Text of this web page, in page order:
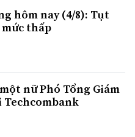
hôm nay (4/8): Tụt
mức thấp
nữ Phó Tổng Giám
Techcombank